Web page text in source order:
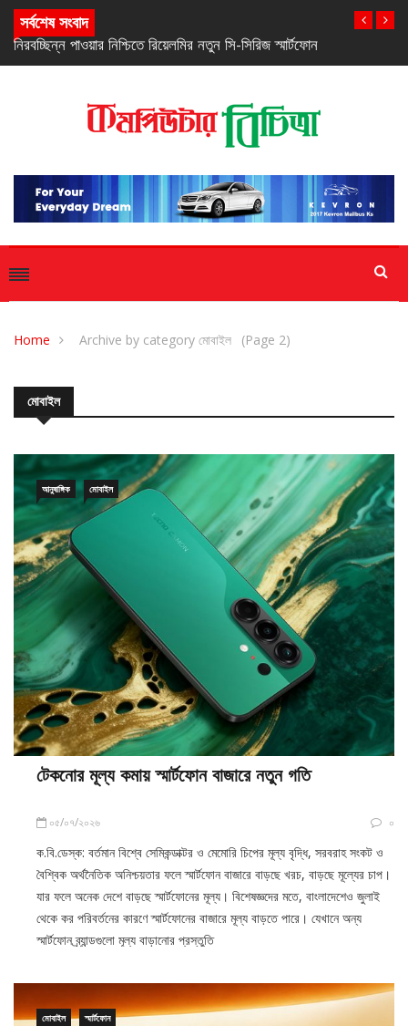
সর্বশেষ সংবাদ
নিরবচ্ছিন্ন পাওয়ার নিশ্চিতে রিয়েলমির নতুন সি-সিরিজ স্মার্টফোন
Home Archive by category মোবাইল (Page 2)
মোবাইল
আনুষাঙ্গিক মোবাইল
টেকনোর মূল্য কমায় স্মার্টফোন বাজারে নতুন গতি
০৫/০৭/২০২৬ ০
ক.বি.ডেস্ক: বর্তমান বিশ্বে সেমিকন্ডাক্টর ও মেমোরি চিপের মূল্য বৃদ্ধি, সরবরাহ সংকট ও
বৈশ্বিক অর্থনৈতিক অনিশ্চয়তার ফলে স্মার্টফোন বাজারে বাড়ছে খরচ, বাড়ছে মূল্যের চাপ।
যার ফলে অনেক দেশে বাড়ছে স্মার্টফোনের মূল্য। বিশেষজ্ঞদের মতে, বাংলাদেশেও জুলাই
থেকে কর পরিবর্তনের কারণে স্মার্টফোনের বাজারে মূল্য বাড়তে পারে। যেখানে অন্য
স্মার্টফোন ব্র্যান্ডগুলো মূল্য বাড়ানোর প্রস্তুতি
মোবাইল স্মার্টফোন